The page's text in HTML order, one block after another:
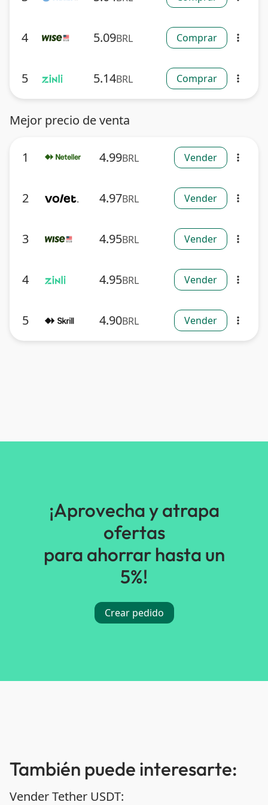
4 5.09BRL Comprar more_vert
5 5.14BRL Comprar more_vert
Mejor precio de venta
1 4.99BRL Vender more_vert
2 4.97BRL Vender more_vert
3 4.95BRL Vender more_vert
4 4.95BRL Vender more_vert
5 4.90BRL Vender more_vert
¡Aprovecha y atrapa
ofertas
para ahorrar hasta un
5%!
Crear pedido
También puede interesarte:
Vender Tether USDT: